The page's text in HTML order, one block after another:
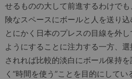
せるものの大して前進するわけで
険なスペースにボールと人を送り込
とにかく日本のプレスの目線を外
ようにすることに注力する一方、
されれば比較的淡白にボール保持
く“時間を使う”ことを目的にして